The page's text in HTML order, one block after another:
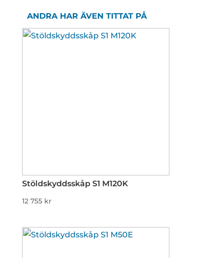
ANDRA HAR ÄVEN TITTAT PÅ
Stöldskyddsskåp S1 M120K
12 755 kr